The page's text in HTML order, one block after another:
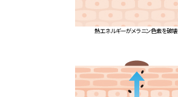
熱エネルギーがメラニン色素を破壊